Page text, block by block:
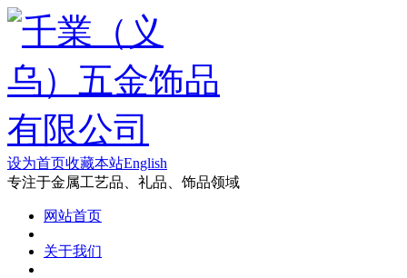
设为首页收藏本站English
专注于金属工艺品、礼品、饰品领域
网站首页
关于我们